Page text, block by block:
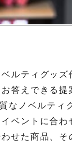
ルティグッズ
答えできる提
なノベルティ
ベントに合わ
せた商品、そ